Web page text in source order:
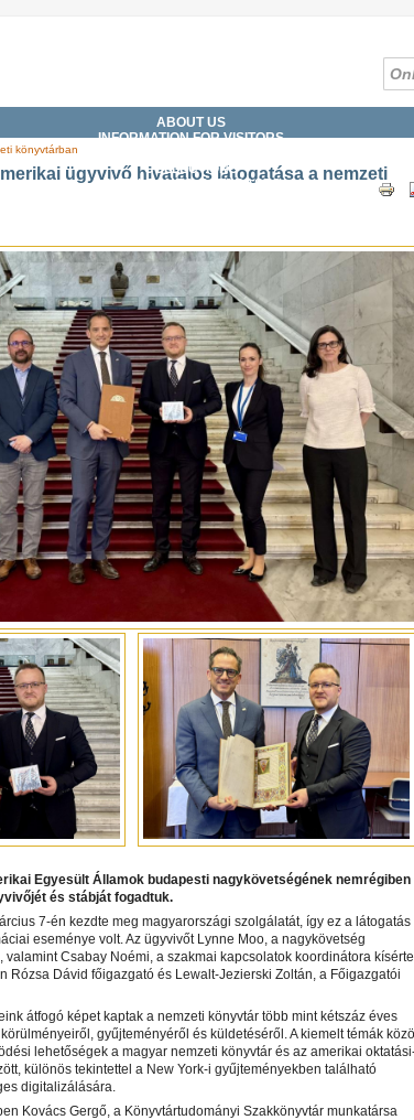
ABOUT US
INFORMATION FOR VISITORS
COLLECTIONS
CATALOGUES, DATABASES
könyvtárban
ügyvivő hivatalos látogatása a nemzeti
Egyesült Államok budapesti nagykövetségének nemrégiben
és stábját fogadtuk.
7-én kezdte meg magyarországi szolgálatát, így ez a látogatás
eseménye volt. Az ügyvivőt Lynne Moo, a nagykövetség
valamint Csabay Noémi, a szakmai kapcsolatok koordinátora
Rózsa Dávid főigazgató és Lewalt-Jezierski Zoltán, a Főigazgatói
átfogó képet kaptak a nemzeti könyvtár több mint kétszáz éves
gyűjteményéről és küldetéséről. A kiemelt témák
lehetőségek a magyar nemzeti könyvtár és az amerikai
különös tekintettel a New York-i gyűjteményekben található
digitalizálására.
Kovács Gergő, a Könyvtártudományi Szakkönyvtár munkatársa